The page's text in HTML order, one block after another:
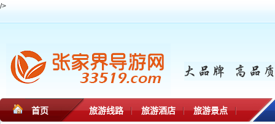
/>
首页 旅游线路 旅游酒店 旅游景点